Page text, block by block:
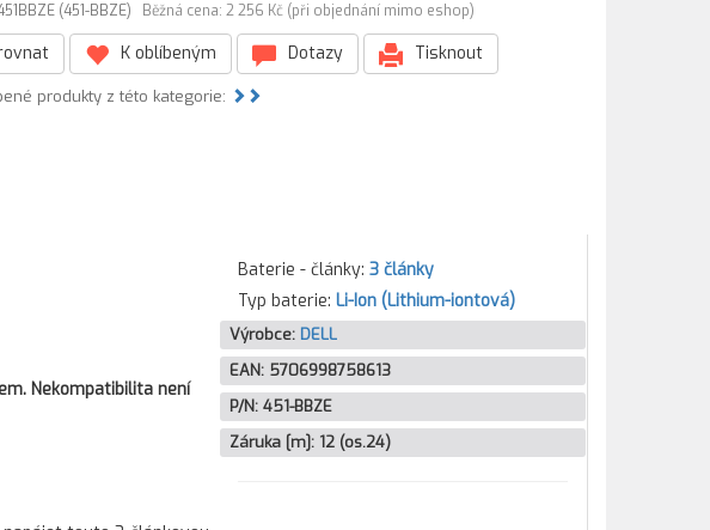
(451-BBZE) Běžná cena: 2 256 Kč (při objednání mimo eshop)
K oblíbeným Dotazy Tisknout
produkty z této kategorie:
Nekompatibilita není
Baterie - články: 3 články
Typ baterie: Li-Ion (Lithium-iontová)
Výrobce: DELL
EAN: 5706998758613
P/N: 451-BBZE
Záruka [m]: 12 (os.24)